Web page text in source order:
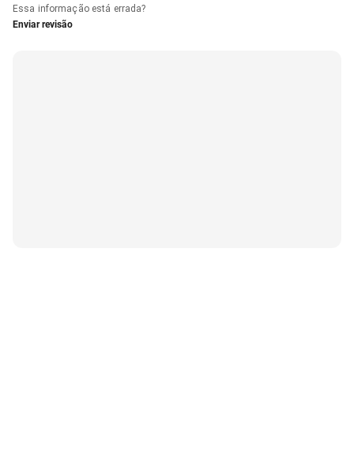
Essa informação está errada?
Enviar revisão